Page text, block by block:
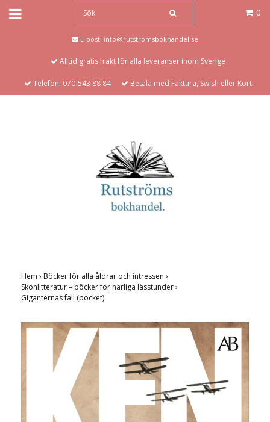
0
E-post: info@rutstromsbokhandel.se
Alltid gratis frakt för alla leveranser inom Sverige
Telefon: 070-543 88 84 Betala med Faktura, Swish eller Kort
Hem › Böcker för alla åldrar och intressen ›
Skönlitteratur – böcker för härliga lässtunder›
Giganternas fall (pocket)